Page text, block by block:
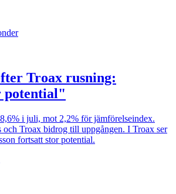
Troax rusning:
potential"
i juli, mot 2,2% för jämförelseindex.
Troax bidrog till uppgången. I Troax ser
fortsatt stor potential.